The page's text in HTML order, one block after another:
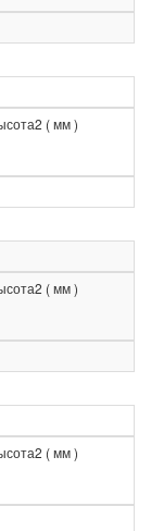
( мм )
( мм )
( мм )